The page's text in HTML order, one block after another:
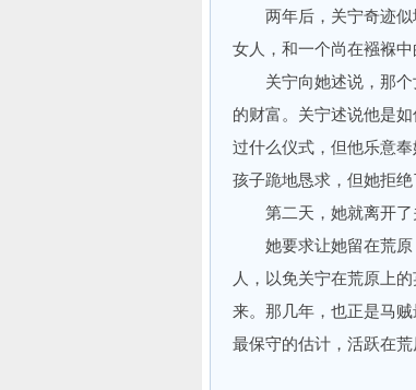
两年后，关宁奇迹似
女人，和一个尚在襁褓中
关宁向她述说，那个
的财富。关宁述说他是
过什么仪式，但他乐意
孩子跪地恳求，但她拒绝
第二天，她就离开了
她要求让她留在荒原
人，以免关宁在荒原上
来。那几年，也正是马
最保守的估计，活跃在荒